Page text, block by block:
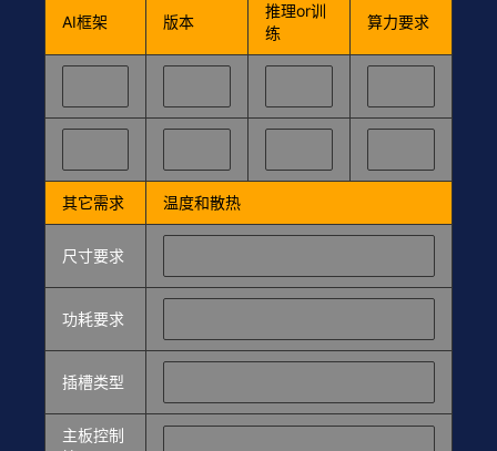
AI框架 版本
推理or训
练
算力要求
其它需求 温度和散热
尺寸要求
功耗要求
插槽类型
主板控制